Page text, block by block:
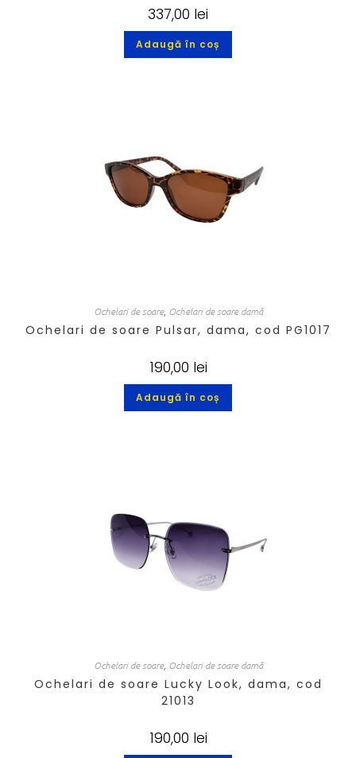
337,00 lei
Adaugă în coș
Ochelari de soare, Ochelari de soare damă
Ochelari de soare Pulsar, dama, cod PG1017
190,00 lei
Adaugă în coș
Ochelari de soare, Ochelari de soare damă
Ochelari de soare Lucky Look, dama, cod
21013
190,00 lei